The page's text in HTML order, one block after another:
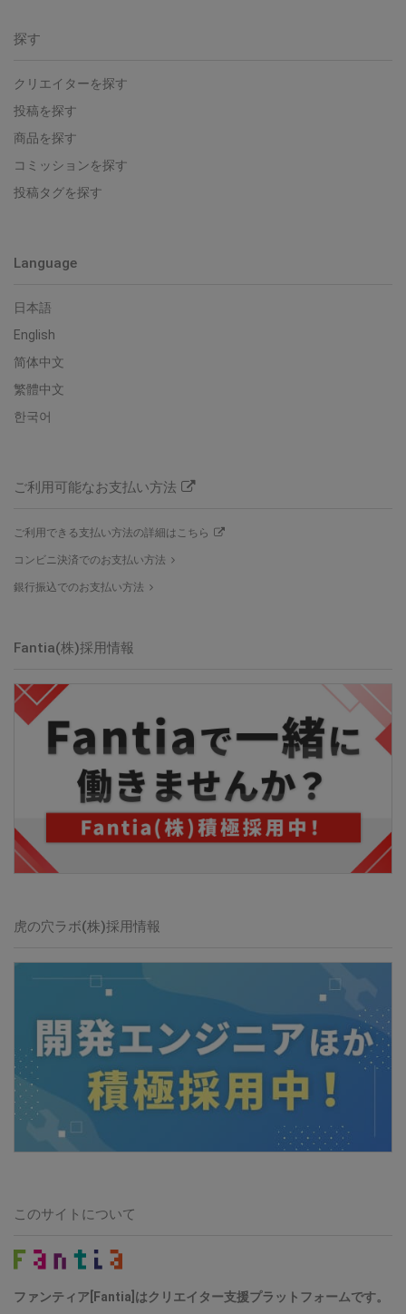
探す
クリエイターを探す
投稿を探す
商品を探す
コミッションを探す
投稿タグを探す
Language
日本語
English
简体中文
繁體中文
한국어
ご利用可能なお支払い方法
ご利用できる支払い方法の詳細はこちら
コンビニ決済でのお支払い方法
銀行振込でのお支払い方法
Fantia(株)採用情報
虎の穴ラボ(株)採用情報
このサイトについて
ファンティア[Fantia]はクリエイター支援プラットフォームです。